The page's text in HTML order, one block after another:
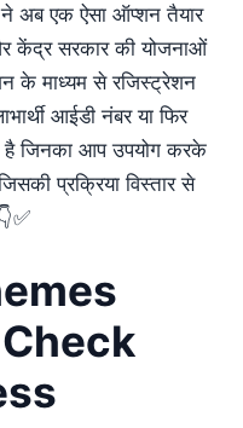
एक ऐसा ऑप्शन तैयार
केंद्र सरकार की योजनाओं
के माध्यम से रजिस्ट्रेशन
आईडी नंबर या फिर
है जिनका आप उपयोग करके
प्रक्रिया विस्तार से